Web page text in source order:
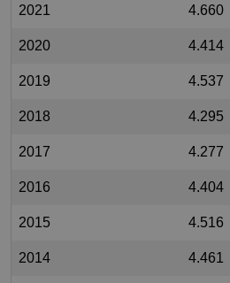
2021 4.660
2020 4.414
2019 4.537
2018 4.295
2017 4.277
2016 4.404
2015 4.516
2014 4.461